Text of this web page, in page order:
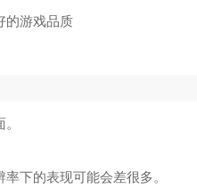
的游戏品质
下的表现可能会差很多。